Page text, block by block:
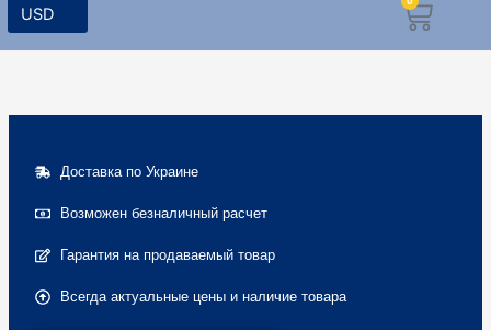
Доставка по Украине
Возможен безналичный расчет
Гарантия на продаваемый товар
Всегда актуальные цены и наличие товара